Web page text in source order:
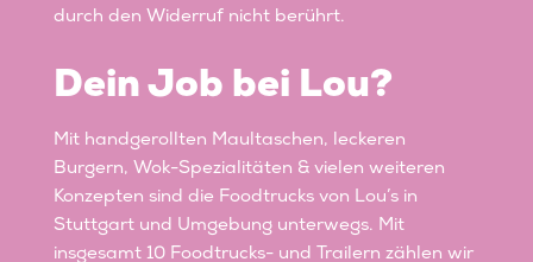
durch den Widerruf nicht berührt.
Dein Job bei Lou?
Mit handgerollten Maultaschen, leckeren
Burgern, Wok-Spezialitäten & vielen weiteren
Konzepten sind die Foodtrucks von Lou’s in
Stuttgart und Umgebung unterwegs. Mit
insgesamt 10 Foodtrucks- und Trailern zählen wir